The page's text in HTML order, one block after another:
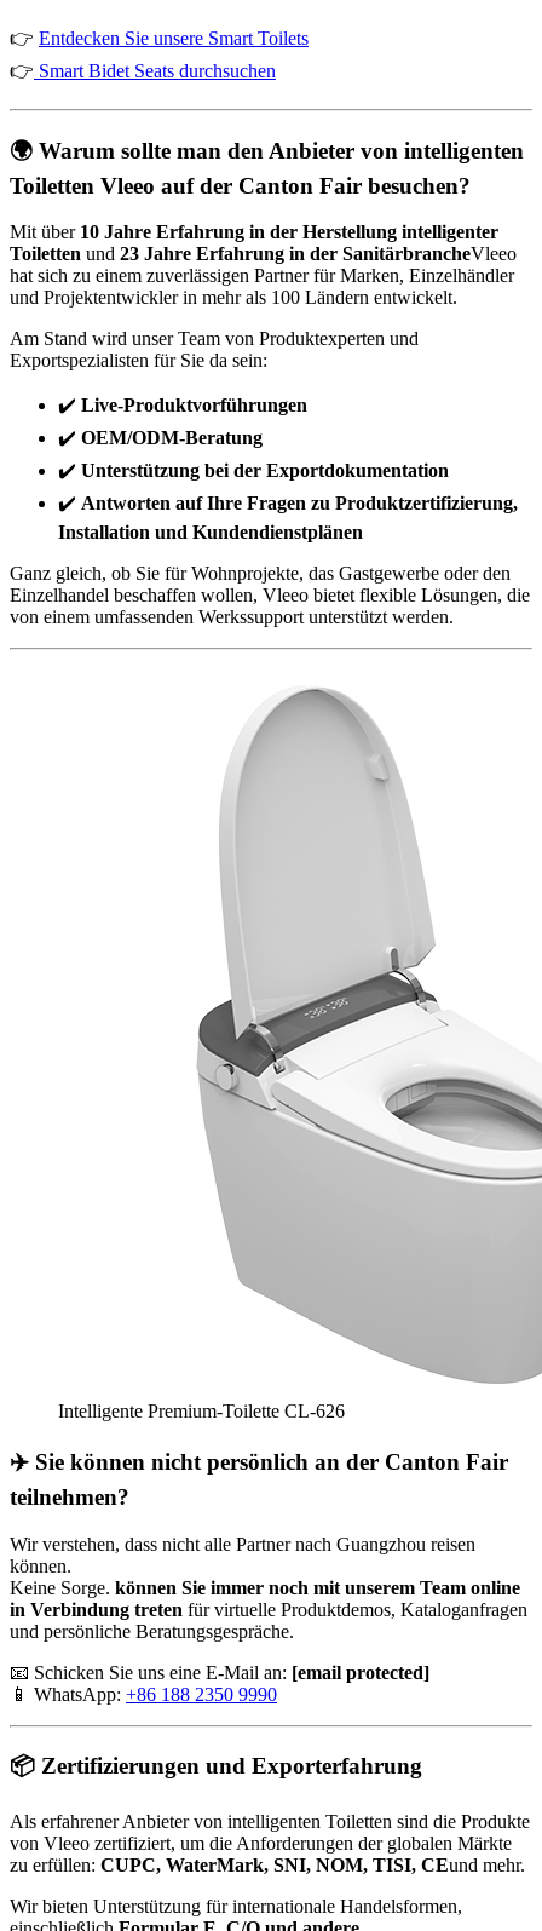
👉 Entdecken Sie unsere Smart Toilets
👉 Smart Bidet Seats durchsuchen
🌍 Warum sollte man den Anbieter von intelligenten
Toiletten Vleeo auf der Canton Fair besuchen?
Mit über 10 Jahre Erfahrung in der Herstellung intelligenter
Toiletten und 23 Jahre Erfahrung in der SanitärbrancheVleeo
hat sich zu einem zuverlässigen Partner für Marken, Einzelhändler
und Projektentwickler in mehr als 100 Ländern entwickelt.
Am Stand wird unser Team von Produktexperten und
Exportspezialisten für Sie da sein:
✔️ Live-Produktvorführungen
✔️ OEM/ODM-Beratung
✔️ Unterstützung bei der Exportdokumentation
✔️ Antworten auf Ihre Fragen zu Produktzertifizierung,
Installation und Kundendienstplänen
Ganz gleich, ob Sie für Wohnprojekte, das Gastgewerbe oder den
Einzelhandel beschaffen wollen, Vleeo bietet flexible Lösungen, die
von einem umfassenden Werkssupport unterstützt werden.
Intelligente Premium-Toilette CL-626
✈️ Sie können nicht persönlich an der Canton Fair
teilnehmen?
Wir verstehen, dass nicht alle Partner nach Guangzhou reisen
können.
Keine Sorge. können Sie immer noch mit unserem Team online
in Verbindung treten für virtuelle Produktdemos, Kataloganfragen
und persönliche Beratungsgespräche.
📧 Schicken Sie uns eine E-Mail an: [email protected]
📱 WhatsApp: +86 188 2350 9990
📦 Zertifizierungen und Exporterfahrung
Als erfahrener Anbieter von intelligenten Toiletten sind die Produkte
von Vleeo zertifiziert, um die Anforderungen der globalen Märkte
zu erfüllen: CUPC, WaterMark, SNI, NOM, TISI, CEund mehr.
Wir bieten Unterstützung für internationale Handelsformen,